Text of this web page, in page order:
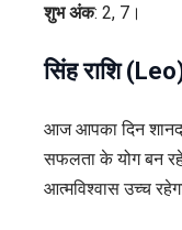
शुभ अंक: 2, 7।
सिंह राशि
आज आपका दिन
सफलता के योग बन
आत्मविश्वास उच्च